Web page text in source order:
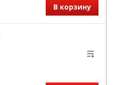
В корзину